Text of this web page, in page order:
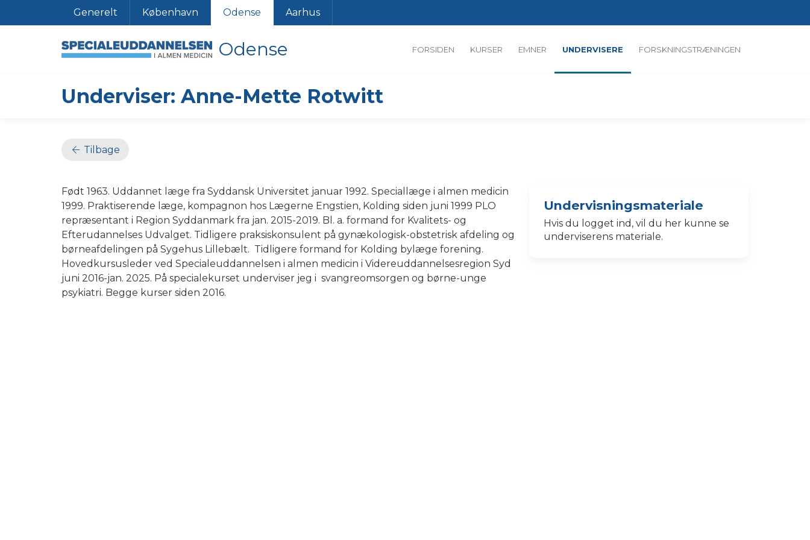
Generelt København Odense Aarhus
Odense FORSIDEN KURSER EMNER UNDERVISERE FORSKNINGSTRÆNINGEN
Underviser: Anne-Mette Rotwitt
Tilbage
Født 1963. Uddannet læge fra Syddansk Universitet januar 1992. Speciallæge i almen medicin
1999. Praktiserende læge, kompagnon hos Lægerne Engstien, Kolding siden juni 1999 PLO
repræsentant i Region Syddanmark fra jan. 2015-2019. Bl. a. formand for Kvalitets- og
Efterudannelses Udvalget. Tidligere praksiskonsulent på gynækologisk-obstetrisk afdeling og
børneafdelingen på Sygehus Lillebælt. Tidligere formand for Kolding bylæge forening.
Hovedkursusleder ved Specialeuddannelsen i almen medicin i Videreuddannelsesregion Syd
juni 2016-jan. 2025. På specialekurset underviser jeg i svangreomsorgen og børne-unge
psykiatri. Begge kurser siden 2016.
Undervisningsmateriale
Hvis du logget ind, vil du her kunne se
underviserens materiale.